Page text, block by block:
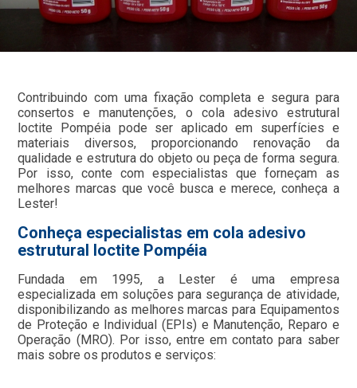
Contribuindo com uma fixação completa e segura para
consertos e manutenções, o cola adesivo estrutural
loctite Pompéia pode ser aplicado em superfícies e
materiais diversos, proporcionando renovação da
qualidade e estrutura do objeto ou peça de forma segura.
Por isso, conte com especialistas que forneçam as
melhores marcas que você busca e merece, conheça a
Lester!
Conheça especialistas em cola adesivo
estrutural loctite Pompéia
Fundada em 1995, a Lester é uma empresa
especializada em soluções para segurança de atividade,
disponibilizando as melhores marcas para Equipamentos
de Proteção e Individual (EPIs) e Manutenção, Reparo e
Operação (MRO). Por isso, entre em contato para saber
mais sobre os produtos e serviços: